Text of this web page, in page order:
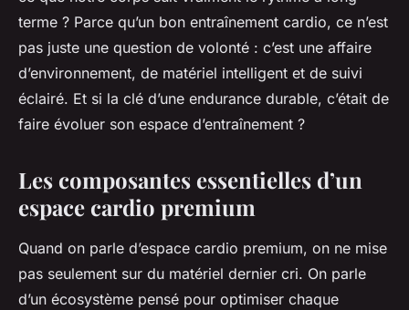
terme ? Parce qu’un bon entraînement cardio, ce n’est
pas juste une question de volonté : c’est une affaire
d’environnement, de matériel intelligent et de suivi
éclairé. Et si la clé d’une endurance durable, c’était de
faire évoluer son espace d’entraînement ?
Les composantes essentielles d’un
espace cardio premium
Quand on parle d’espace cardio premium, on ne mise
pas seulement sur du matériel dernier cri. On parle
d’un écosystème pensé pour optimiser chaque